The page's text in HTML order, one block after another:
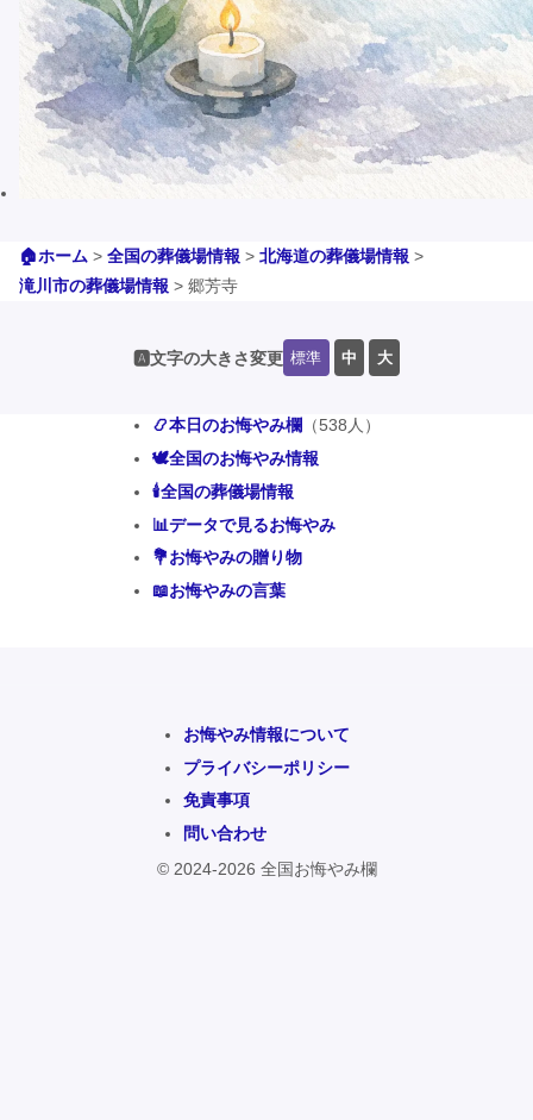
🏠ホーム > 全国の葬儀場情報 > 北海道の葬儀場情報 >
滝川市の葬儀場情報 > 郷芳寺
🅰️文字の大きさ変更 標準 中 大
📿本日のお悔やみ欄 （538人）
🕊️全国のお悔やみ情報
🕯️全国の葬儀場情報
📊データで見るお悔やみ
💐お悔やみの贈り物
📖お悔やみの言葉
お悔やみ情報について
プライバシーポリシー
免責事項
問い合わせ
© 2024-2026 全国お悔やみ欄